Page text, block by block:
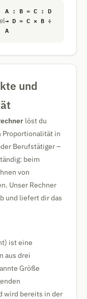
A : B = C : D
→ D = C × B ÷
A
und
löst du
Proportionalität in
Berufstätiger –
beim
von
Unser Rechner
und liefert dir das
ist eine
aus drei
Größe
wird bereits in der